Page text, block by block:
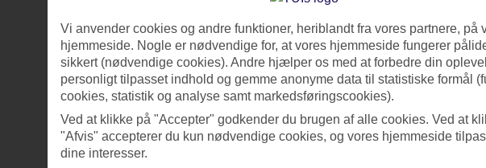
Det er en lang proces med planlægning, indkøb,
Med distributionskanaler som www.tui.dk øges
produktionstiden. Med vores hjemmeside kan rejserne
traditionelle kataloger.
Hvem tager beslutningen om et nyt
Det er en fælles beslutning som tages i koncernens
Vi anvender cookies og andre funktioner, heriblandt fra vores partnere, på
hjemmeside. Nogle er nødvendige for, at vores hjemmeside fungerer
sikkert (nødvendige cookies). Andre hjælper os med at forbedre din
personligt tilpasset indhold og gemme anonyme data til statistiske formål
cookies, statistik og analyse samt markedsføringscookies).
Ved at klikke på "Accepter" godkender du brugen af alle cookies. Ved at
"Afvis" accepterer du kun nødvendige cookies, og vores hjemmeside
dine interesser.